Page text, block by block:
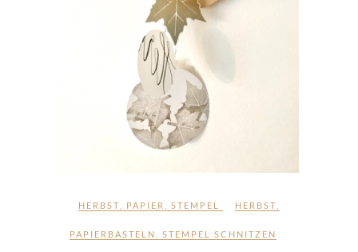
HERBST PAPIER STEMPEL HERBST
PAPIERBASTELN STEMPEL SCHNITZEN